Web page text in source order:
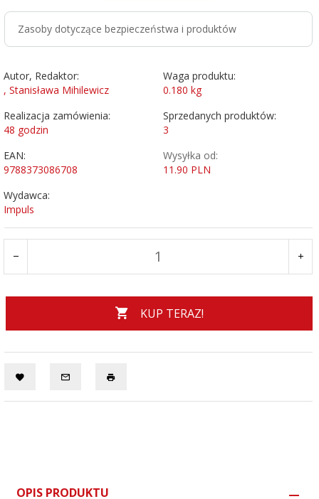
Zasoby dotyczące bezpieczeństwa i produktów
Autor, Redaktor:
, Stanisława Mihilewicz
Waga produktu:
0.180 kg
Realizacja zamówienia:
48 godzin
Sprzedanych produktów:
3
EAN:
9788373086708
Wysyłka od:
11.90 PLN
Wydawca:
Impuls
KUP TERAZ!
OPIS PRODUKTU